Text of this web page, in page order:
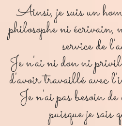
Ainsi, je suis un
philosophe ni écrivain,
service de
Je n'ai ni don ni
d'avoir travaillé avec
Je n'ai pas besoin
puisque je sais